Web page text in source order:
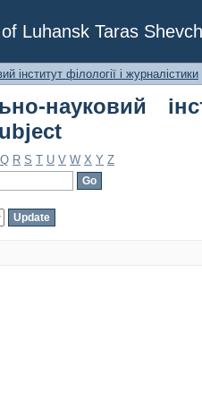
Luhansk Taras
науковий
інститут філології і журналістики
науковий
Q R S T U V W X Y Z